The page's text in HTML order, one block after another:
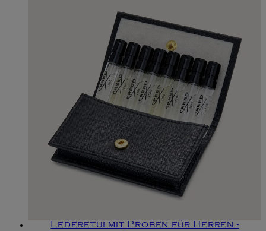
Lederetui mit Proben für Herren -